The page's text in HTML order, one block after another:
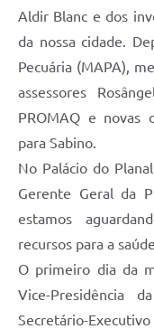
Aldir Blanc e dos
da nossa cidade.
Pecuária (MAPA),
assessores
PROMAQ e novas
para Sabino.
No Palácio do
Gerente Geral da
estamos
recursos para a
O primeiro dia da
Vice-Presidência
Secretário-